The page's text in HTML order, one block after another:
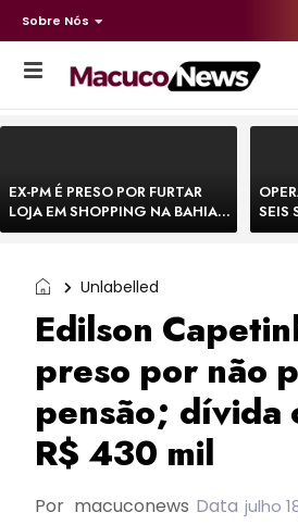
Sobre Nós
EX-PM É PRESO POR FURTAR
LOJA EM SHOPPING NA BAHIA E
ESCAPA CORRENDO DE
SEIS
Unlabelled
Edilson
preso por não
pensão; dívida
R$ 430 mil
Por macuconews Data julho